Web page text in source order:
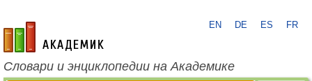
academic.ru
EN DE ES FR
Словари и энциклопедии на Академике